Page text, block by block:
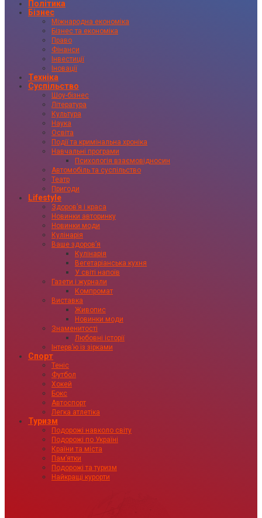
Політика
Бізнес
Міжнародна економіка
Бізнес та економіка
Право
Фінанси
Інвестиції
Іновації
Техніка
Суспільство
Шоу-бізнес
Література
Культура
Наука
Освіта
Події та кримінальна хроніка
Навчальні програми
Психологія взаємовідносин
Автомобіль та суспільство
Театр
Пригоди
Lifestyle
Здоровʼя і краса
Новинки авторинку
Новинки моди
Кулінарія
Ваше здоровʼя
Кулінарія
Вегетаріанська кухня
У світі напоїв
Газети і журнали
Компромат
Виставка
Живопис
Новинки моди
Знаменитості
Любовні історії
Інтервʼю із зірками
Спорт
Теніс
Футбол
Хокей
Бокс
Автоспорт
Легка атлетіка
Туризм
Подорожі навколо світу
Подорожі по Україні
Країни та міста
Пам’ятки
Подорожі та туризм
Найкращі курорти